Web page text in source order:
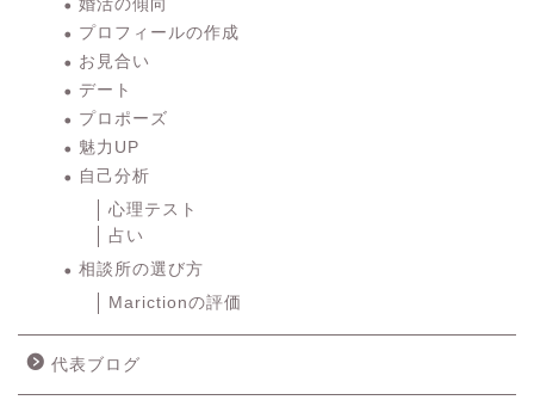
婚活の傾向
プロフィールの作成
お見合い
デート
プロポーズ
魅力UP
自己分析
心理テスト
占い
相談所の選び方
Marictionの評価
代表ブログ